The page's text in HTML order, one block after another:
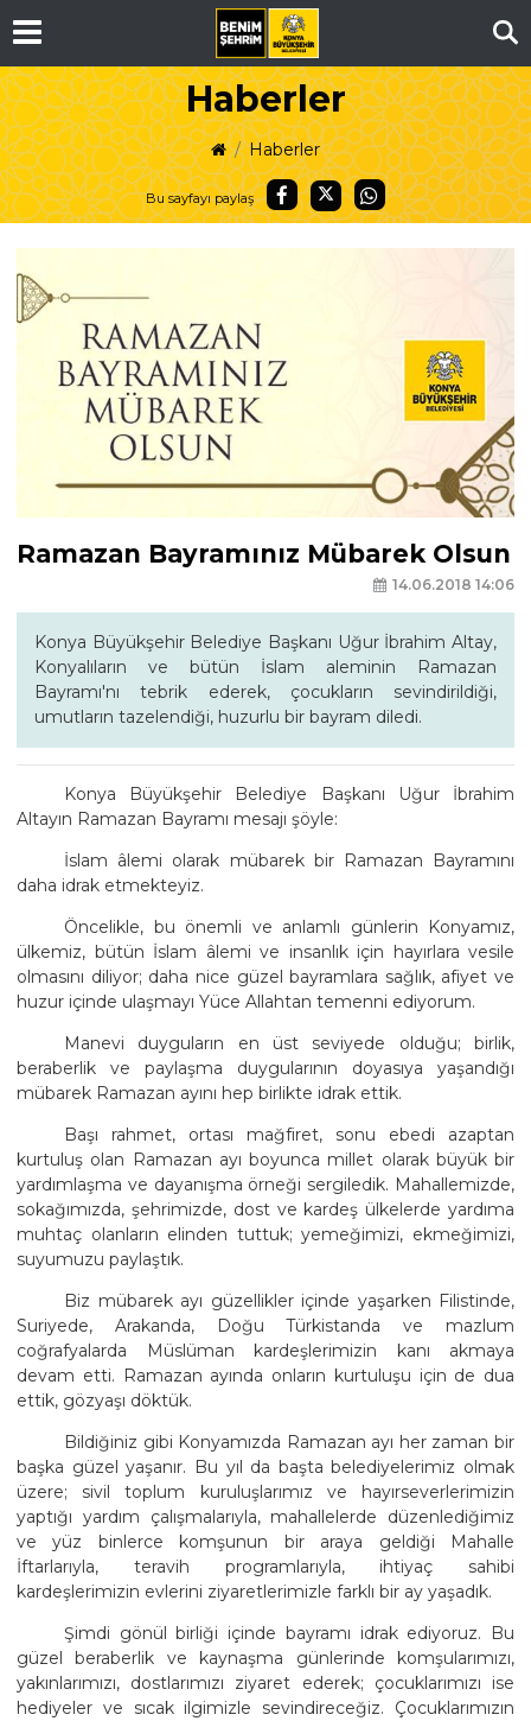
Haberler
Haberler
Bu sayfayı paylaş
Ramazan Bayramınız Mübarek Olsun
14.06.2018 14:06
Konya Büyükşehir Belediye Başkanı Uğur İbrahim Altay,
Konyalıların ve bütün İslam aleminin Ramazan
Bayramı'nı tebrik ederek, çocukların sevindirildiği,
umutların tazelendiği, huzurlu bir bayram diledi.
Konya Büyükşehir Belediye Başkanı Uğur İbrahim
Altayın Ramazan Bayramı mesajı şöyle:
İslam âlemi olarak mübarek bir Ramazan Bayramını
daha idrak etmekteyiz.
Öncelikle, bu önemli ve anlamlı günlerin Konyamız,
ülkemiz, bütün İslam âlemi ve insanlık için hayırlara vesile
olmasını diliyor; daha nice güzel bayramlara sağlık, afiyet ve
huzur içinde ulaşmayı Yüce Allahtan temenni ediyorum.
Manevi duyguların en üst seviyede olduğu; birlik,
beraberlik ve paylaşma duygularının doyasıya yaşandığı
mübarek Ramazan ayını hep birlikte idrak ettik.
Başı rahmet, ortası mağfiret, sonu ebedi azaptan
kurtuluş olan Ramazan ayı boyunca millet olarak büyük bir
yardımlaşma ve dayanışma örneği sergiledik. Mahallemizde,
sokağımızda, şehrimizde, dost ve kardeş ülkelerde yardıma
muhtaç olanların elinden tuttuk; yemeğimizi, ekmeğimizi,
suyumuzu paylaştık.
Biz mübarek ayı güzellikler içinde yaşarken Filistinde,
Suriyede, Arakanda, Doğu Türkistanda ve mazlum
coğrafyalarda Müslüman kardeşlerimizin kanı akmaya
devam etti. Ramazan ayında onların kurtuluşu için de dua
ettik, gözyaşı döktük.
Bildiğiniz gibi Konyamızda Ramazan ayı her zaman bir
başka güzel yaşanır. Bu yıl da başta belediyelerimiz olmak
üzere; sivil toplum kuruluşlarımız ve hayırseverlerimizin
yaptığı yardım çalışmalarıyla, mahallelerde düzenlediğimiz
ve yüz binlerce komşunun bir araya geldiği Mahalle
İftarlarıyla, teravih programlarıyla, ihtiyaç sahibi
kardeşlerimizin evlerini ziyaretlerimizle farklı bir ay yaşadık.
Şimdi gönül birliği içinde bayramı idrak ediyoruz. Bu
güzel beraberlik ve kaynaşma günlerinde komşularımızı,
yakınlarımızı, dostlarımızı ziyaret ederek; çocuklarımızı ise
hediyeler ve sıcak ilgimizle sevindireceğiz. Çocuklarımızın